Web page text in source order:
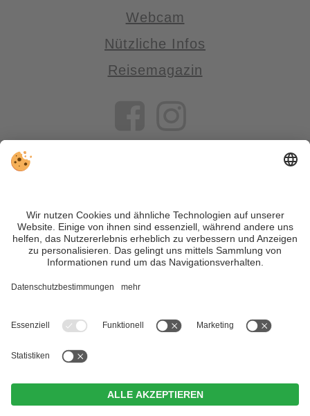
Webcam
Nützliche Infos
Reisemagazin
VIVOSüdtirol ist das Reiseportal für alle, die Südtirol nicht nur
besuchen, sondern wirklich erleben wollen – inklusive Tipps,
tollen Unterkünften und Angeboten.
Trotz genauer Arbeit und ständigem Aktualisieren der Inhalte,
Informieren Sie sich sicherheitshalber nochmals beim
Einstellungen | MwSt.-Nr. IT02365710215